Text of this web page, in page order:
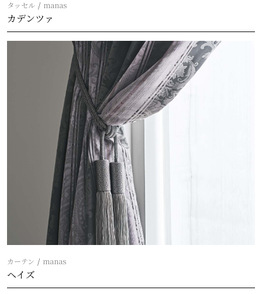
タッセル manas
カデンツァ
カーテン manas
ヘイズ